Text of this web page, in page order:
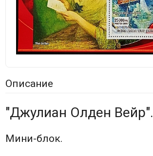
Описание
"Джулиан Олден Вейр".
Мини-блок.